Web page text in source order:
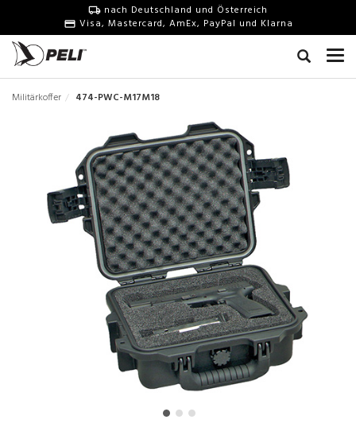
nach Deutschland und Österreich
Visa, Mastercard, AmEx, PayPal und Klarna
Militärkoffer 474-PWC-M17M18